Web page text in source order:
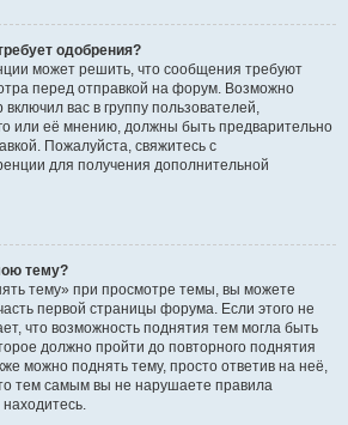
одобрения?
может решить, что сообщения требуют
перед отправкой на форум. Возможно
вас в группу пользователей,
или её мнению, должны быть предварительно
Пожалуйста, свяжитесь с
для получения дополнительной
тему?
тему» при просмотре темы, вы можете
первой страницы форума. Если этого не
что возможность поднятия тем могла быть
должно пройти до повторного поднятия
можно поднять тему, просто ответив на неё,
тем самым вы не нарушаете правила